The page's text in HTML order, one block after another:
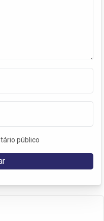
público